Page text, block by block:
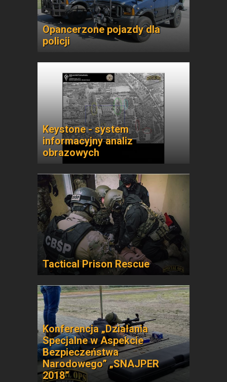
Opancerzone pojazdy dla
policji
Keystone - system
informacyjny analiz
obrazowych
Tactical Prison Rescue
Konferencja „Działania
Specjalne w Aspekcie
Bezpieczeństwa
Narodowego” „SNAJPER
2018”